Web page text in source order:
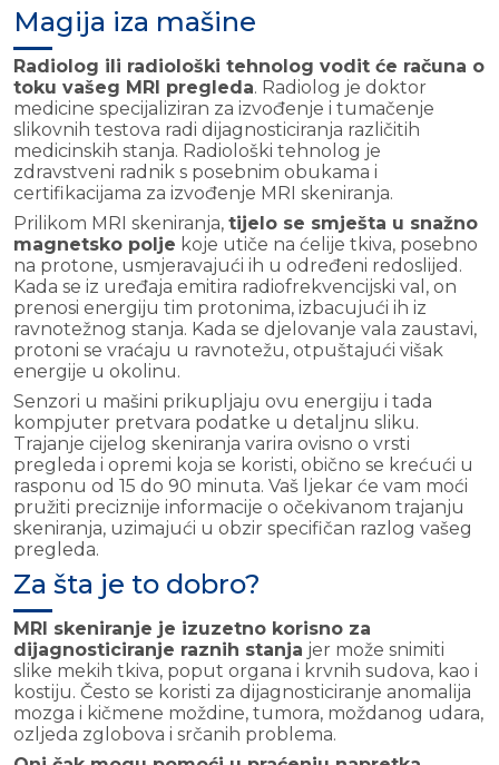
Magija iza mašine
Radiolog ili radiološki tehnolog vodit će računa o
toku vašeg MRI pregleda. Radiolog je doktor
medicine specijaliziran za izvođenje i tumačenje
slikovnih testova radi dijagnosticiranja različitih
medicinskih stanja. Radiološki tehnolog je
zdravstveni radnik s posebnim obukama i
certifikacijama za izvođenje MRI skeniranja.
Prilikom MRI skeniranja, tijelo se smješta u snažno
magnetsko polje koje utiče na ćelije tkiva, posebno
na protone, usmjeravajući ih u određeni redoslijed.
Kada se iz uređaja emitira radiofrekvencijski val, on
prenosi energiju tim protonima, izbacujući ih iz
ravnotežnog stanja. Kada se djelovanje vala zaustavi,
protoni se vraćaju u ravnotežu, otpuštajući višak
energije u okolinu.
Senzori u mašini prikupljaju ovu energiju i tada
kompjuter pretvara podatke u detaljnu sliku.
Trajanje cijelog skeniranja varira ovisno o vrsti
pregleda i opremi koja se koristi, obično se krećući u
rasponu od 15 do 90 minuta. Vaš ljekar će vam moći
pružiti preciznije informacije o očekivanom trajanju
skeniranja, uzimajući u obzir specifičan razlog vašeg
pregleda.
Za šta je to dobro?
MRI skeniranje je izuzetno korisno za
dijagnosticiranje raznih stanja jer može snimiti
slike mekih tkiva, poput organa i krvnih sudova, kao i
kostiju. Često se koristi za dijagnosticiranje anomalija
mozga i kičmene moždine, tumora, moždanog udara,
ozljeda zglobova i srčanih problema.